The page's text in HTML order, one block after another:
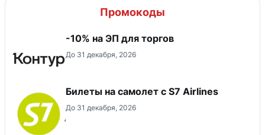
Промокоды
-10% на ЭП для торгов
До 31 декабря, 2026
Билеты на самолет с S7 Airlines
До 31 декабря, 2026